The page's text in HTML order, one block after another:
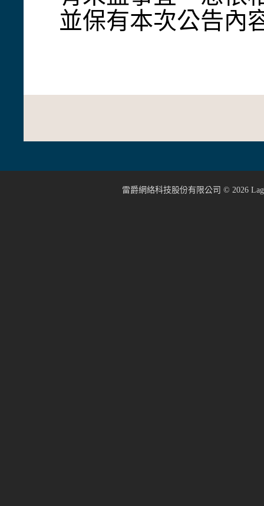
並保有本次公告內
雷爵網絡科技股份有限公司 © 2026